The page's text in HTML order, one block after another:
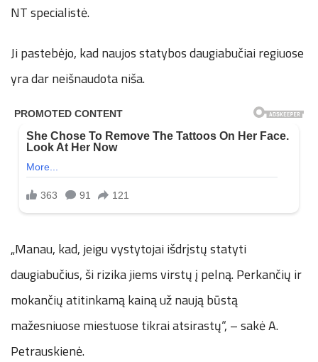
NT specialistė.
Ji pastebėjo, kad naujos statybos daugiabučiai regiuose
yra dar neišnaudota niša.
„Manau, kad, jeigu vystytojai išdrįstų statyti
daugiabučius, ši rizika jiems virstų į pelną. Perkančių ir
mokančių atitinkamą kainą už naują būstą
mažesniuose miestuose tikrai atsirastų“, – sakė A.
Petrauskienė.